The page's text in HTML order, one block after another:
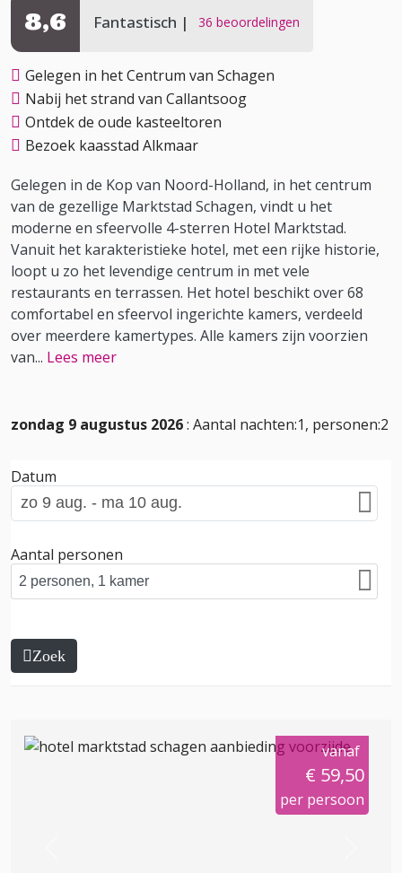
Fantastisch 36 beoordelingen
8,6
Gelegen in het Centrum van Schagen
Nabij het strand van Callantsoog
Ontdek de oude kasteeltoren
Bezoek kaasstad Alkmaar
Gelegen in de Kop van Noord-Holland, in het centrum
van de gezellige Marktstad Schagen, vindt u het
moderne en sfeervolle 4-sterren Hotel Marktstad.
Vanuit het karakteristieke hotel, met een rijke historie,
loopt u zo het levendige centrum in met vele
restaurants en terrassen. Het hotel beschikt over 68
comfortabel en sfeervol ingerichte kamers, verdeeld
over meerdere kamertypes. Alle kamers zijn voorzien
van... Lees meer
zondag 9 augustus 2026: Aantal nachten:1, personen:2
Datum
Aantal personen
Zoek
vanaf
€ 59,50
per persoon